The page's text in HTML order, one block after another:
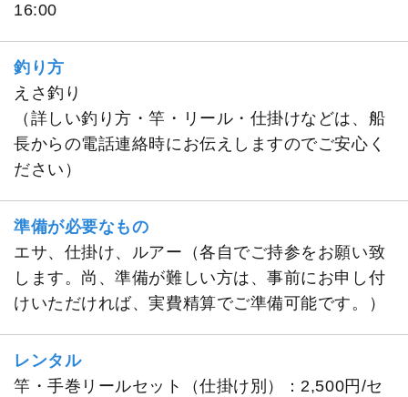
16:00
釣り方
えさ釣り
（詳しい釣り方・竿・リール・仕掛けなどは、船
長からの電話連絡時にお伝えしますのでご安心く
ださい）
準備が必要なもの
エサ、仕掛け、ルアー（各自でご持参をお願い致
します。尚、準備が難しい方は、事前にお申し付
けいただければ、実費精算でご準備可能です。）
レンタル
竿・手巻リールセット（仕掛け別）：2,500円/セ